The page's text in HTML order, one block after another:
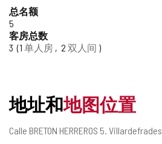
中
加/
删
总名额
5
客房总数
3
1 单人房 2 双人间
地址和地图位置
邮
Calle BRETON HERREROS 5. Villardefrades.